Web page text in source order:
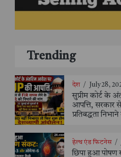
Trending
देश / July 28,
सुप्रीम कोर्ट के
आपत्ति, सरकार
प्रतिबद्धता
हेल्थ एंड फिटनेस /
छिपा हुआ